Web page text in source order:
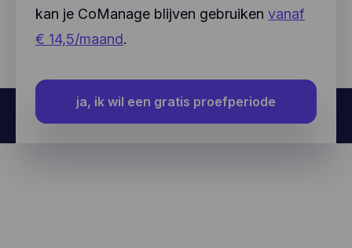
kan je CoManage blijven gebruiken vanaf
€ 14,5/maand.
ja, ik wil een gratis proefperiode